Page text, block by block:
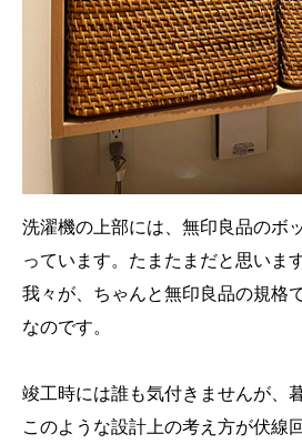
洗濯機の上部には、無印良品のボ
っています。たまたまだと思いま
我々が、ちゃんと無印良品の規格
なのです。
竣工時には誰も気付きませんが、
このような設計上の考え方が伏線